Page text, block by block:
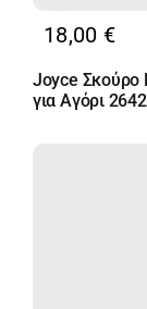
18,00 €
Joyce Σκούρο
για Αγόρι